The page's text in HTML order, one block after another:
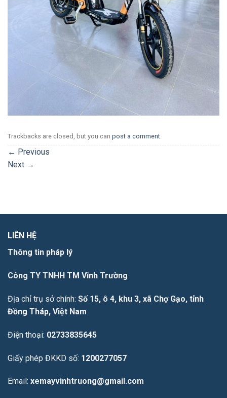
Trackbacks are closed, but you can post a comment
← Previous
Next →
LIÊN HỆ
Thông tin pháp lý
Công TY TNHH TM Vĩnh Trường
Địa chỉ trụ sở chính: Số 15, ô 4, khu 3, xã Chợ Gạo, tỉnh
Đồng Tháp, Việt Nam
Điện thoại: 02733835645
Giấy phép ĐKKD số: 1200277057
Email: xemayvinhtruong@gmail.com